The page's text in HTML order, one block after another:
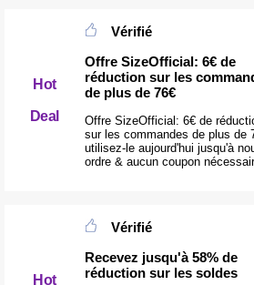
Hot
Deal
Vérifié
Offre SizeOfficial: 6€ de
réduction sur les
de plus de 76€
Offre SizeOfficial: 6€ de
sur les commandes de plus de
utilisez-le aujourd'hui jusqu'à
ordre & aucun coupon
Hot
Vérifié
Recevez jusqu'à 58% de
réduction sur les soldes